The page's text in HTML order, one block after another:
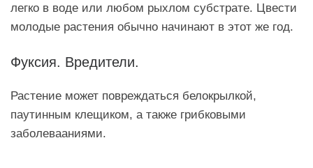
легко в воде или любом рыхлом субстрате. Цвести
молодые растения обычно начинают в этот же год.
Фуксия. Вредители.
Растение может повреждаться белокрылкой,
паутинным клещиком, а также грибковыми
заболевааниями.